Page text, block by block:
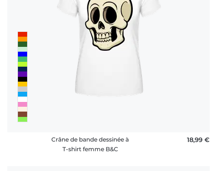
Crâne de bande dessinée à
T-shirt femme B&C
18,99 €